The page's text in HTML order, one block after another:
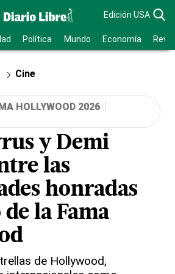
Edición USA
Política Mundo Economía
Cine
HOLLYWOOD 2026
y Demi
las
honradas
de la Fama
de Hollywood,